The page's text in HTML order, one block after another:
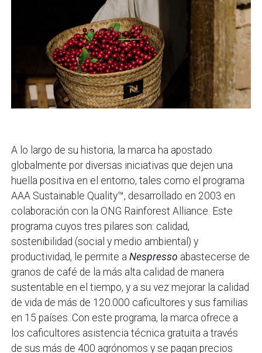
A lo largo de su historia, la marca ha apostado
globalmente por diversas iniciativas que dejen una
huella positiva en el entorno, tales como el programa
AAA Sustainable Quality™, desarrollado en 2003 en
colaboración con la ONG Rainforest Alliance. Este
programa cuyos tres pilares son: calidad,
sostenibilidad (social y medio ambiental) y
productividad, le permite aNespresso abastecerse de
granos de café de la más alta calidad de manera
sustentable en el tiempo, y a su vez mejorar la calidad
de vida de más de 120.000 caficultores y sus familias
en 15 países. Con este programa, la marca ofrece a
los caficultores asistencia técnica gratuita a través
de sus más de 400 agrónomos y se pagan precios